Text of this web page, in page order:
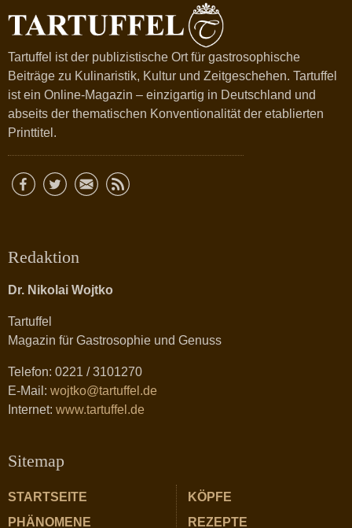
Tartuffel ist der publizistische Ort für gastrosophische
Beiträge zu Kulinaristik, Kultur und Zeitgeschehen. Tartuffel
ist ein Online-Magazin – einzigartig in Deutschland und
abseits der thematischen Konventionalität der etablierten
Printtitel.
Redaktion
Dr. Nikolai Wojtko
Tartuffel
Magazin für Gastrosophie und Genuss
Telefon: 0221 / 3101270
E-Mail: wojtko@tartuffel.de
Internet: www.tartuffel.de
Sitemap
STARTSEITE
PHÄNOMENE
KÖPFE
REZEPTE